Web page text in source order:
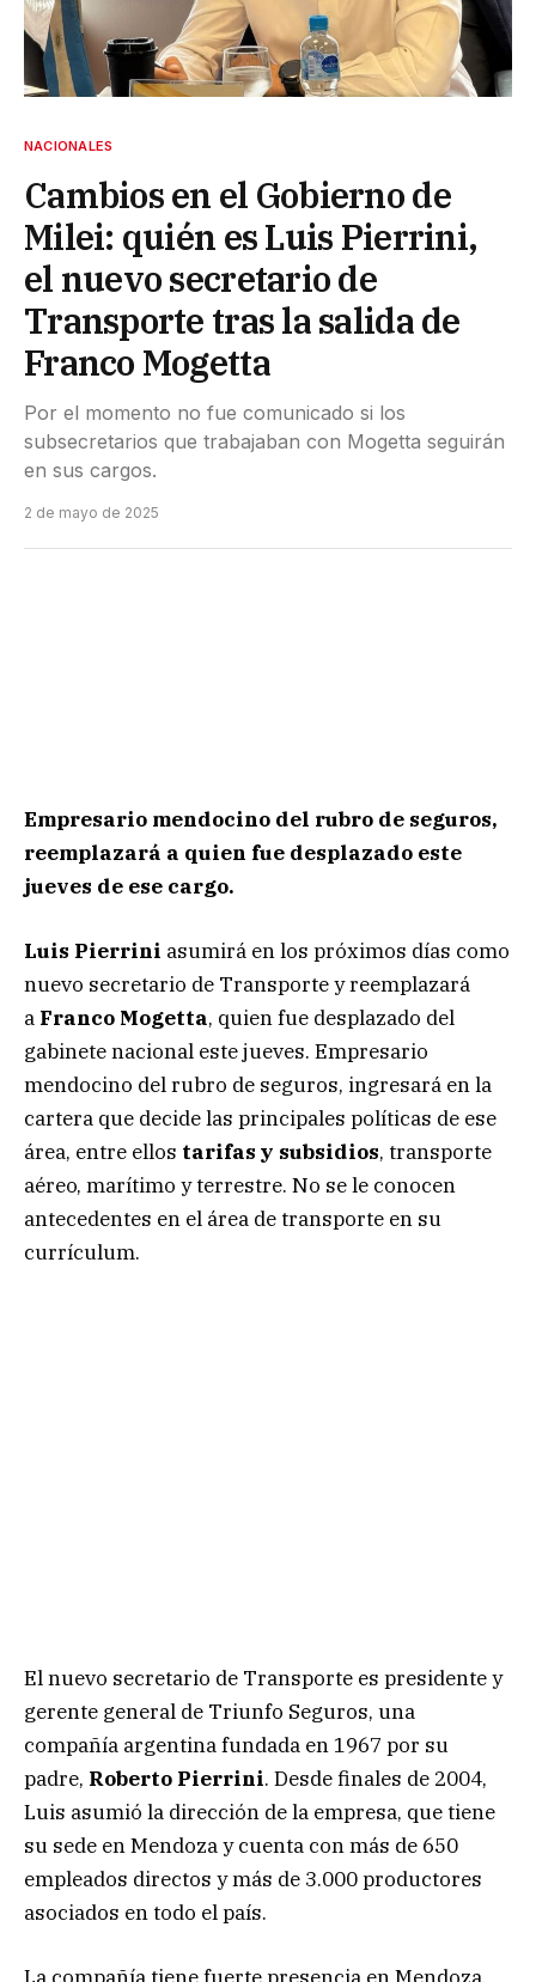
NACIONALES
Cambios en el Gobierno de
Milei: quién es Luis Pierrini,
el nuevo secretario de
Transporte tras la salida de
Franco Mogetta
Por el momento no fue comunicado si los
subsecretarios que trabajaban con Mogetta seguirán
en sus cargos.
2 de mayo de 2025
Empresario mendocino del rubro de seguros,
reemplazará a quien fue desplazado este
jueves de ese cargo.
Luis Pierrini asumirá en los próximos días como
nuevo secretario de Transporte y reemplazará
a Franco Mogetta, quien fue desplazado del
gabinete nacional este jueves. Empresario
mendocino del rubro de seguros, ingresará en la
cartera que decide las principales políticas de ese
área, entre ellos tarifas y subsidios, transporte
aéreo, marítimo y terrestre. No se le conocen
antecedentes en el área de transporte en su
currículum.
El nuevo secretario de Transporte es presidente y
gerente general de Triunfo Seguros, una
compañía argentina fundada en 1967 por su
padre, Roberto Pierrini. Desde finales de 2004,
Luis asumió la dirección de la empresa, que tiene
su sede en Mendoza y cuenta con más de 650
empleados directos y más de 3.000 productores
asociados en todo el país.